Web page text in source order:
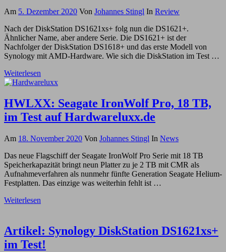
Am 5. Dezember 2020 Von Johannes Stingl In Review
Nach der DiskStation DS1621xs+ folg nun die DS1621+.
Ähnlicher Name, aber andere Serie. Die DS1621+ ist der
Nachfolger der DiskStation DS1618+ und das erste Modell von
Synology mit AMD-Hardware. Wie sich die DiskStation im Test …
Weiterlesen
HWLXX: Seagate IronWolf Pro, 18 TB,
im Test auf Hardwareluxx.de
Am 18. November 2020 Von Johannes Stingl In News
Das neue Flagschiff der Seagate IronWolf Pro Serie mit 18 TB
Speicherkapazität bringt neun Platter zu je 2 TB mit CMR als
Aufnahmeverfahren als nunmehr fünfte Generation Seagate Helium-
Festplatten. Das einzige was weiterhin fehlt ist …
Weiterlesen
Artikel: Synology DiskStation DS1621xs+
im Test!